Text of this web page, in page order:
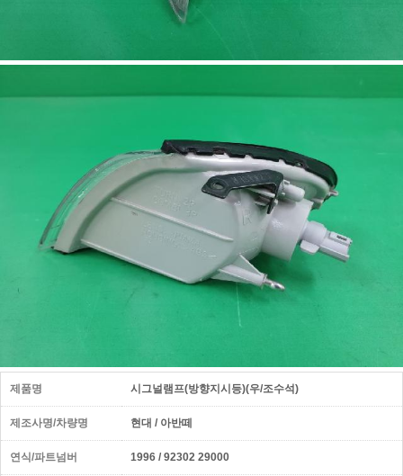
제품명 시그널램프(방향지시등)(우/조수석)
제조사명/차량명 현대 / 아반떼
연식/파트넘버 1996 / 92302 29000